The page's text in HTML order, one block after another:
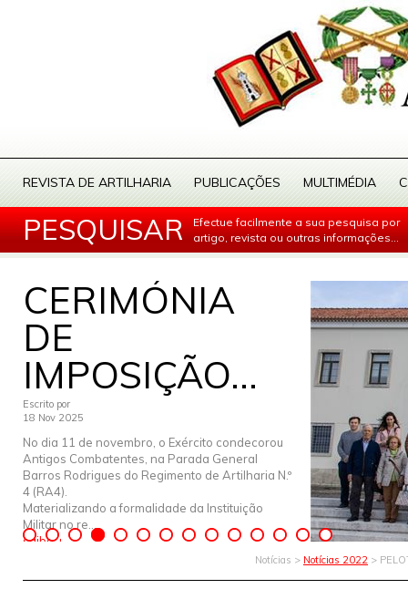
REVISTA DE ARTILHARIA PUBLICAÇÕES MULTIMÉDIA
PESQUISAR
Efectue facilmente a sua pesquisa por
artigo, revista ou outras informações...
CERIMÓNIA
DE
IMPOSIÇÃO...
Escrito por
18 Nov 2025
No dia 11 de novembro, o Exército condecorou
Antigos Combatentes, na Parada General
Barros Rodrigues do Regimento de Artilharia N.º
4 (RA4).
Materializando a formalidade da Instituição
Militar no re...
saiba +
Notícias > Notícias 2022 >